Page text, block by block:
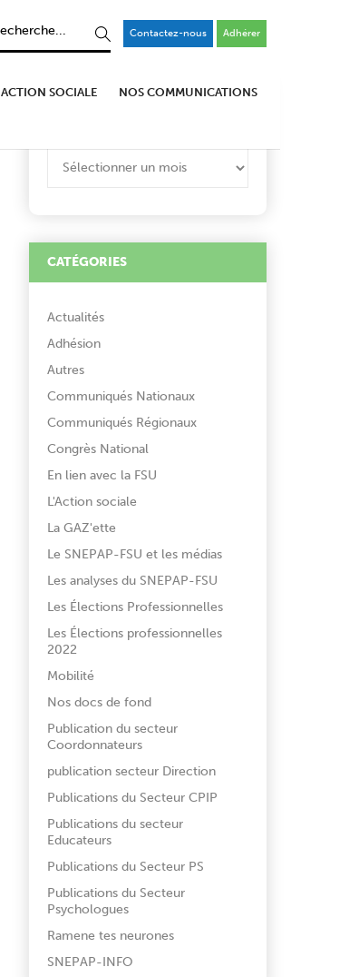
Contactez-nous Adhérer
ACTION SOCIALE NOS COMMUNICATIONS
ARCHIVES
ARCHIVES
CATÉGORIES
Actualités
Adhésion
Autres
Communiqués Nationaux
Communiqués Régionaux
Congrès National
En lien avec la FSU
L'Action sociale
La GAZ'ette
Le SNEPAP-FSU et les médias
Les analyses du SNEPAP-FSU
Les Élections Professionnelles
Les Élections professionnelles
2022
Mobilité
Nos docs de fond
Publication du secteur
Coordonnateurs
publication secteur Direction
Publications du Secteur CPIP
Publications du secteur
Educateurs
Publications du Secteur PS
Publications du Secteur
Psychologues
Ramene tes neurones
SNEPAP-INFO